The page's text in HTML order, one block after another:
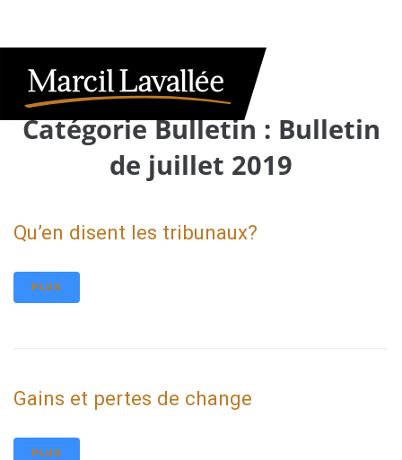
Catégorie Bulletin : Bulletin
de juillet 2019
Qu’en disent les tribunaux?
PLUS
Gains et pertes de change
PLUS